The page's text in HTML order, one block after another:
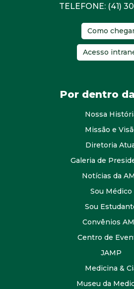
TELEFONE: (41)
Como
Acesso
Por dentro
Nossa
Missão e
Diretoria
Galeria de
Notícias da
Sou Médico
Sou
Convênios
Centro de
JAMP
Medicina &
Museu da